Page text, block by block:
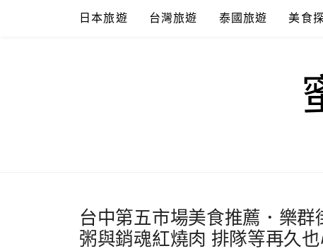
日本旅遊 台灣旅遊 泰國旅遊 美食
台中第五市場美食推薦．樂
粥與銷魂紅燒肉 排隊等再久